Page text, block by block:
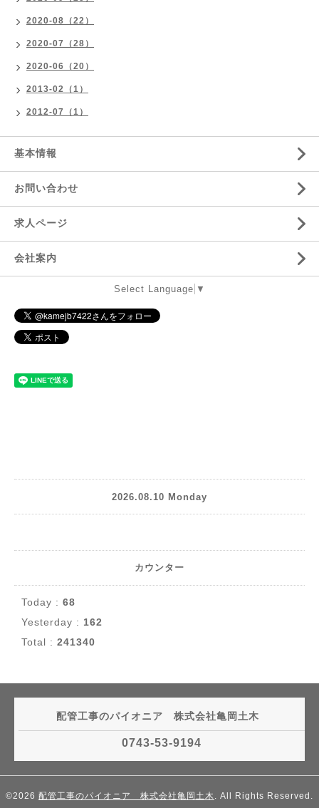
2020-08（22）
2020-07（28）
2020-06（20）
2013-02（1）
2012-07（1）
基本情報
お問い合わせ
求人ページ
会社案内
Select Language ▼
2026.08.10 Monday
カウンター
Today : 68
Yesterday : 162
Total : 241340
配管工事のパイオニア 株式会社亀岡土木
0743-53-9194
©2026 配管工事のパイオニア 株式会社亀岡土木 . All Rights Reserved.